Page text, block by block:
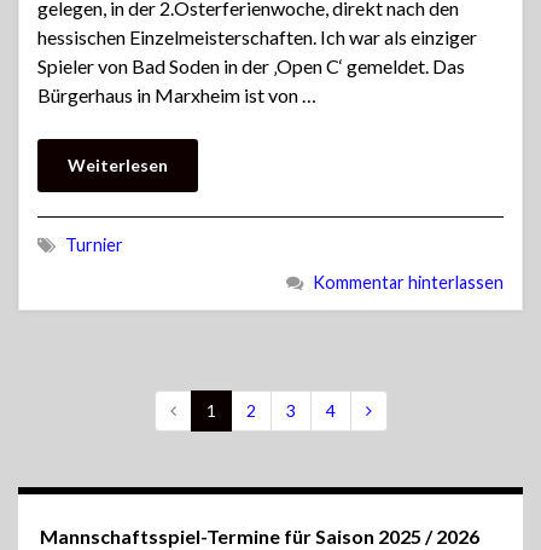
gelegen, in der 2.Osterferienwoche, direkt nach den
hessischen Einzelmeisterschaften. Ich war als einziger
Spieler von Bad Soden in der ‚Open C‘ gemeldet. Das
Bürgerhaus in Marxheim ist von …
Weiterlesen
Turnier
Kommentar hinterlassen
1 2 3 4
Mannschaftsspiel-Termine für Saison 2025 / 2026